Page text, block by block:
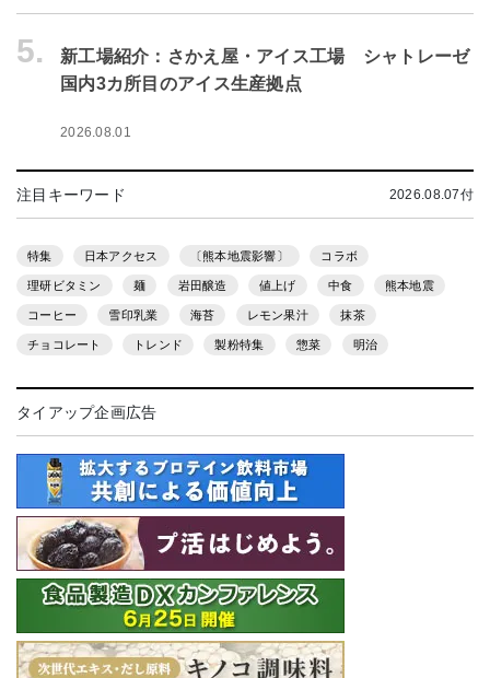
5.
新工場紹介：さかえ屋・アイス工場 シャトレーゼ
国内3カ所目のアイス生産拠点
2026.08.01
注目キーワード 2026.08.07付
特集 日本アクセス 〔熊本地震影響〕 コラボ
理研ビタミン 麺 岩田醸造 値上げ 中食 熊本地震
コーヒー 雪印乳業 海苔 レモン果汁 抹茶
チョコレート トレンド 製粉特集 惣菜 明治
タイアップ企画広告